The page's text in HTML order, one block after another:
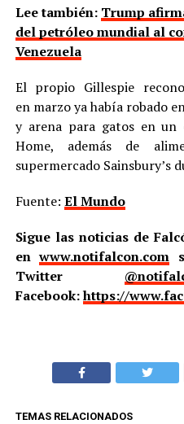
Lee también: Trump
del petróleo mundial al
Venezuela
El propio Gillespie
en marzo ya había robado
y arena para gatos en un
Home, además de
supermercado Sainsbury’s
Fuente: El Mundo
Sigue las noticias de
enwww.notifalcon.com
Twitter
Facebook:https://
TEMAS RELACIONADOS